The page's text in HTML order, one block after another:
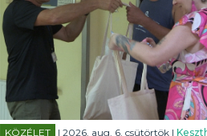
KÖZÉLET | 2026. aug. 6. csütörtök |